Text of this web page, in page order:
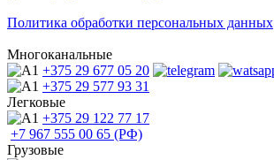
Политика обработки персональных данных
Многоканальные
+375 29 677 05 20
+375 29 577 93 31
Легковые
+375 29 122 77 17
+7 967 555 00 65 (РФ)
Грузовые